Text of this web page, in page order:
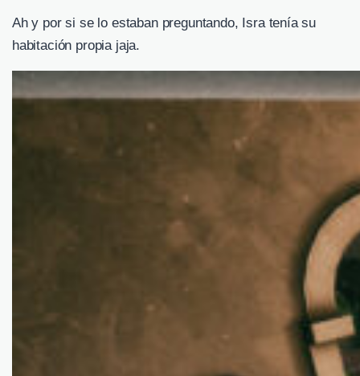
Ah y por si se lo estaban preguntando, Isra tenía su
habitación propia jaja.